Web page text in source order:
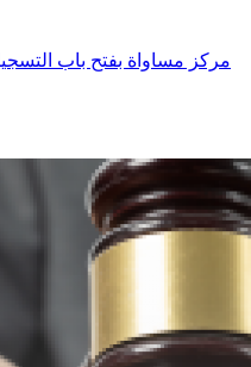
مركز مساواة بفتح باب